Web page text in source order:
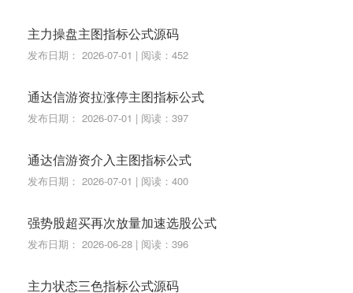
主力操盘主图指标公式源码
发布日期： 2026-07-01 | 阅读：452
通达信游资拉涨停主图指标公式
发布日期： 2026-07-01 | 阅读：397
通达信游资介入主图指标公式
发布日期： 2026-07-01 | 阅读：400
强势股超买再次放量加速选股公式
发布日期： 2026-06-28 | 阅读：396
主力状态三色指标公式源码